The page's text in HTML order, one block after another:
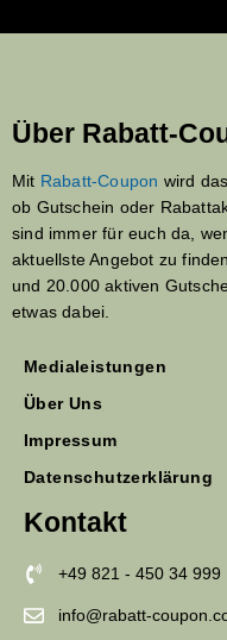
Über Rabatt-
Mit Rabatt-Coupon wird
ob Gutschein oder
sind immer für euch da,
aktuellste Angebot zu
und 20.000 aktiven
etwas dabei.
Medialeistungen
Über Uns
Impressum
Datenschutzerklärung
Kontakt
+49 821 - 450 34 999
info@rabatt-